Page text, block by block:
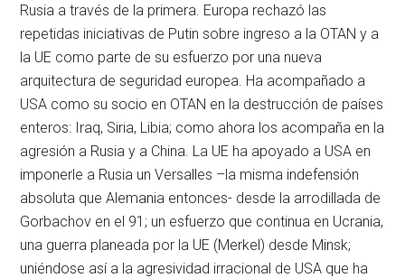
Rusia a través de la primera. Europa rechazó las
repetidas iniciativas de Putin sobre ingreso a la OTAN y a
la UE como parte de su esfuerzo por una nueva
arquitectura de seguridad europea. Ha acompañado a
USA como su socio en OTAN en la destrucción de países
enteros: Iraq, Siria, Libia; como ahora los acompaña en la
agresión a Rusia y a China. La UE ha apoyado a USA en
imponerle a Rusia un Versalles –la misma indefensión
absoluta que Alemania entonces- desde la arrodillada de
Gorbachov en el 91; un esfuerzo que continua en Ucrania,
una guerra planeada por la UE (Merkel) desde Minsk;
uniéndose así a la agresividad irracional de USA que ha